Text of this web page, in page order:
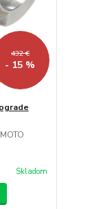
432 €
- 15 %
Skladom